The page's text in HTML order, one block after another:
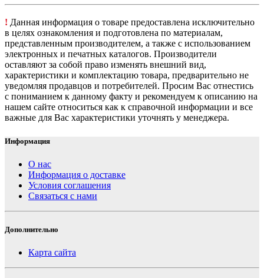
! Данная информация о товаре предоставлена исключительно
в целях ознакомления и подготовлена по материалам,
представленным производителем, а также с использованием
электронных и печатных каталогов. Производители
оставляют за собой право изменять внешний вид,
характеристики и комплектацию товара, предварительно не
уведомляя продавцов и потребителей. Просим Вас отнестись
с пониманием к данному факту и рекомендуем к описанию на
нашем сайте относиться как к справочной информации и все
важные для Вас характеристики уточнять у менеджера.
Информация
О нас
Информация о доставке
Условия соглашения
Связаться с нами
Дополнительно
Карта сайта